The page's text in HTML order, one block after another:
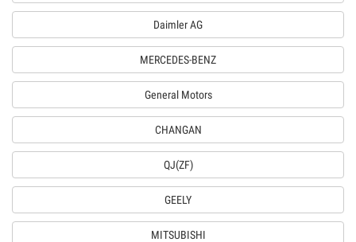
Daimler AG
MERCEDES-BENZ
General Motors
CHANGAN
QJ(ZF)
GEELY
MITSUBISHI